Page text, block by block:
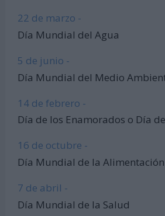
22 de marzo -
Día Mundial del Agua
5 de junio -
Día Mundial del Medio
14 de febrero -
Día de los Enamorados o Día
16 de octubre -
Día Mundial de la Alimentación
7 de abril -
Día Mundial de la Salud